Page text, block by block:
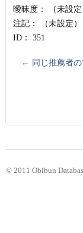
曖昧度：
（未設定
注記：
（未設定）
ID：
351
← 同じ推薦者の
© 2011 Obibun